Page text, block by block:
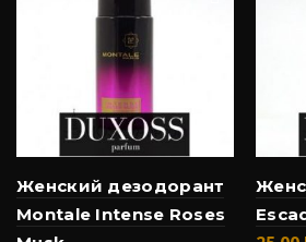
Женский дезодорант
Montale Intense Roses